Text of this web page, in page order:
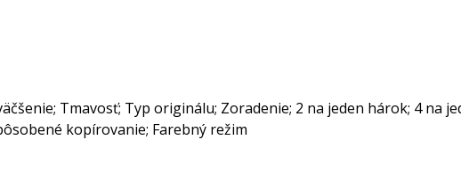
Tmavosť; Typ originálu; Zoradenie; 2 na jeden hárok; 4 na
kopírovanie; Farebný režim